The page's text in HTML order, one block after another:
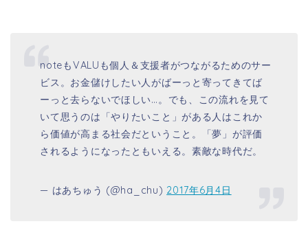
noteもVALUも個人＆支援者がつながるためのサー
ビス。お金儲けしたい人がばーっと寄ってきてば
ーっと去らないでほしい…。でも、この流れを見て
いて思うのは「やりたいこと」がある人はこれか
ら価値が高まる社会だということ。「夢」が評価
されるようになったともいえる。素敵な時代だ。
— はあちゅう (@ha_chu) 2017年6月4日